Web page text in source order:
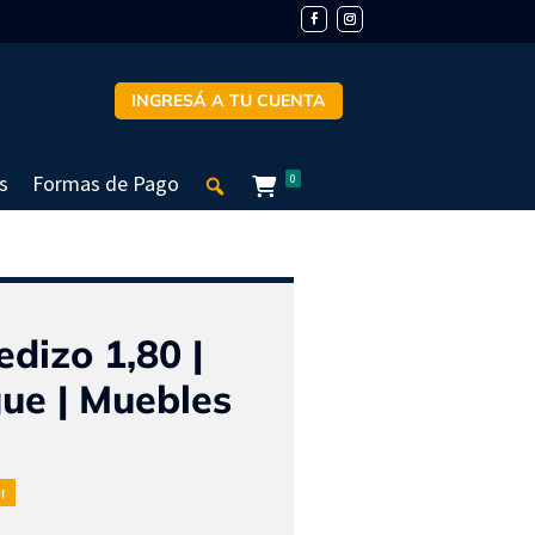
INGRESÁ A TU CUENTA
Formas de Pago 0
1,80 |
| Muebles